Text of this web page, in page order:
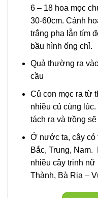
6 – 18 hoa mọc
30-60cm. Cánh
trắng pha lẫn tím
bầu hình ống chỉ.
Quả thường ra
cầu
Củ con mọc ra từ
nhiều củ cùng
tách ra và trồng
Ở nước ta, cây có
Bắc, Trung,
nhiều cây trinh
Thành, Bà Rịa –